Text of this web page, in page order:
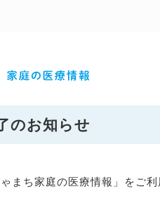
のお知らせ
まち家庭の医療情報」をご